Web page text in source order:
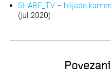
SHARE_TV –
(jul 2020)